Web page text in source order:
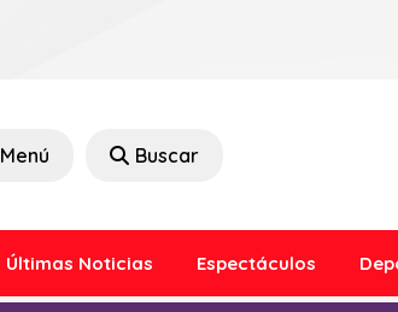
Menú Buscar
Últimas Noticias Espectáculos